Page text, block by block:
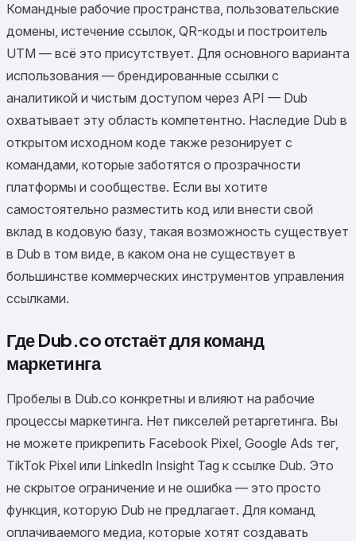
Командные рабочие пространства, пользовательские
домены, истечение ссылок, QR-коды и построитель
UTM — всё это присутствует. Для основного варианта
использования — брендированные ссылки с
аналитикой и чистым доступом через API — Dub
охватывает эту область компетентно. Наследие Dub в
открытом исходном коде также резонирует с
командами, которые заботятся о прозрачности
платформы и сообществе. Если вы хотите
самостоятельно разместить код или внести свой
вклад в кодовую базу, такая возможность существует
в Dub в том виде, в каком она не существует в
большинстве коммерческих инструментов управления
ссылками.
Где Dub.co отстаёт для команд
маркетинга
Пробелы в Dub.co конкретны и влияют на рабочие
процессы маркетинга. Нет пикселей ретаргетинга. Вы
не можете прикрепить Facebook Pixel, Google Ads тег,
TikTok Pixel или LinkedIn Insight Tag к ссылке Dub. Это
не скрытое ограничение и не ошибка — это просто
функция, которую Dub не предлагает. Для команд
оплачиваемого медиа, которые хотят создавать